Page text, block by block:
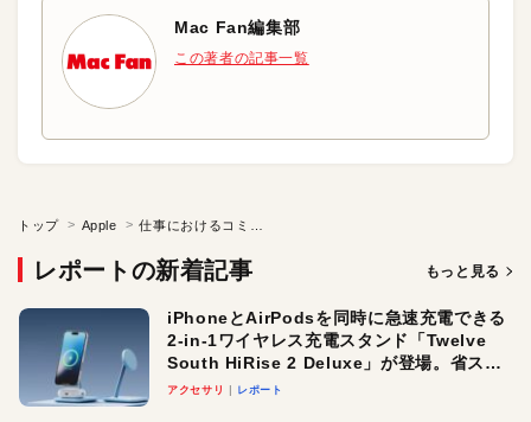
Mac Fan編集部
この著者の記事一覧
トップ Apple
レポートの新着記事 もっと見る
iPhoneとAirPodsを同時に急速充電できる
2-in-1ワイヤレス充電スタンド「Twelve
South HiRise 2 Deluxe」が登場。省スペ
ースでおしゃれに充電したい人にオスス
アクセサリ レポート